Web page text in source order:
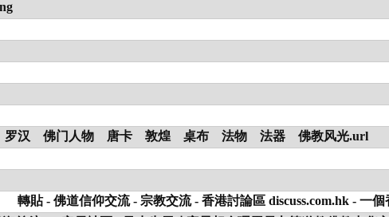
罗汉 佛门人物 唐卡 敦煌 桌布 法物 法器 佛教风光.url
交流 - 宗教交流 - 香港討論區 discuss.com.hk - 一個香